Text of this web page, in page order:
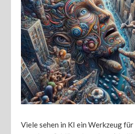
Viele sehen in KI ein Werkzeug